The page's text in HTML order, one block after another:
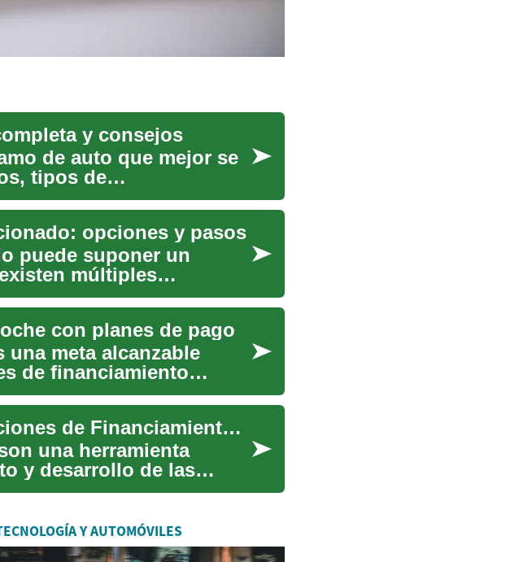
y consejos
de auto que mejor se
tipos de
opciones y pasos
puede suponer un
múltiples
con planes de pago
meta alcanzable
de financiamiento
Préstamos Empresariales: Opciones de Financiamiento para Tu Negocio
una herramienta
y desarrollo de las
Y AUTOMÓVILES